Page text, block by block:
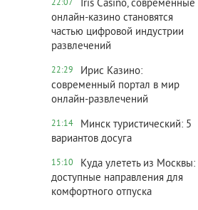
22:07
Iris Сasino, современные
онлайн-казино становятся
частью цифровой индустрии
развлечений
22:29
Ирис Казино:
современный портал в мир
онлайн-развлечений
21:14
Минск туристический: 5
вариантов досуга
15:10
Куда улететь из Москвы:
доступные направления для
комфортного отпуска